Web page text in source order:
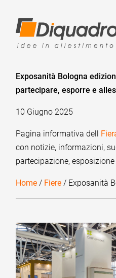
Exposanità Bologna
partecipare, esporre e
10 Giugno 2025
Pagina informativa dell
con notizie, informazioni,
partecipazione,
Home / Fiere / Exposanità